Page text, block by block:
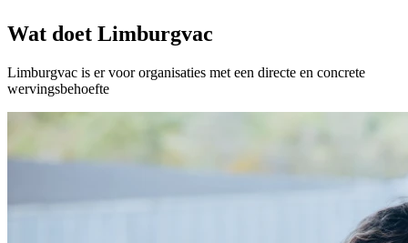
Wat doet Limburgvac
Limburgvac is er voor organisaties met een directe en concrete
wervingsbehoefte